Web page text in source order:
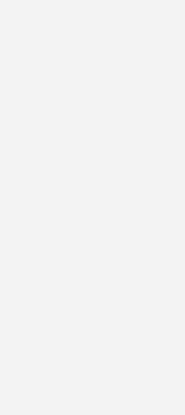
des
in Bonn
für die
im
–
bevollmächtigte
ist nicht nur das
Bundesverband,
auf
Westfalen und verfügt
über ein breites
hat Julia Bothur